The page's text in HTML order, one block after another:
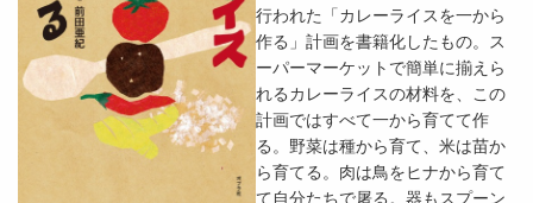
行われた「カレーライスを一から
作る」計画を書籍化したもの。ス
ーパーマーケットで簡単に揃えら
れるカレーライスの材料を、この
計画ではすべて一から育てて作
る。野菜は種から育て、米は苗か
ら育てる。肉は鳥をヒナから育て
て自分たちで屠る。器もスプーン